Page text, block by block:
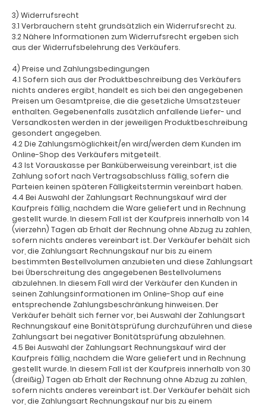
3) Widerrufsrecht
3.1 Verbrauchern steht grundsätzlich ein Widerrufsrecht zu.
3.2 Nähere Informationen zum Widerrufsrecht ergeben sich
aus der Widerrufsbelehrung des Verkäufers.
4) Preise und Zahlungsbedingungen
4.1 Sofern sich aus der Produktbeschreibung des Verkäufers
nichts anderes ergibt, handelt es sich bei den angegebenen
Preisen um Gesamtpreise, die die gesetzliche Umsatzsteuer
enthalten. Gegebenenfalls zusätzlich anfallende Liefer- und
Versandkosten werden in der jeweiligen Produktbeschreibung
gesondert angegeben.
4.2 Die Zahlungsmöglichkeit/en wird/werden dem Kunden im
Online-Shop des Verkäufers mitgeteilt.
4.3 Ist Vorauskasse per Banküberweisung vereinbart, ist die
Zahlung sofort nach Vertragsabschluss fällig, sofern die
Parteien keinen späteren Fälligkeitstermin vereinbart haben.
4.4 Bei Auswahl der Zahlungsart Rechnungskauf wird der
Kaufpreis fällig, nachdem die Ware geliefert und in Rechnung
gestellt wurde. In diesem Fall ist der Kaufpreis innerhalb von 14
(vierzehn) Tagen ab Erhalt der Rechnung ohne Abzug zu zahlen,
sofern nichts anderes vereinbart ist. Der Verkäufer behält sich
vor, die Zahlungsart Rechnungskauf nur bis zu einem
bestimmten Bestellvolumen anzubieten und diese Zahlungsart
bei Überschreitung des angegebenen Bestellvolumens
abzulehnen. In diesem Fall wird der Verkäufer den Kunden in
seinen Zahlungsinformationen im Online-Shop auf eine
entsprechende Zahlungsbeschränkung hinweisen. Der
Verkäufer behält sich ferner vor, bei Auswahl der Zahlungsart
Rechnungskauf eine Bonitätsprüfung durchzuführen und diese
Zahlungsart bei negativer Bonitätsprüfung abzulehnen.
4.5 Bei Auswahl der Zahlungsart Rechnungskauf wird der
Kaufpreis fällig, nachdem die Ware geliefert und in Rechnung
gestellt wurde. In diesem Fall ist der Kaufpreis innerhalb von 30
(dreißig) Tagen ab Erhalt der Rechnung ohne Abzug zu zahlen,
sofern nichts anderes vereinbart ist. Der Verkäufer behält sich
vor, die Zahlungsart Rechnungskauf nur bis zu einem